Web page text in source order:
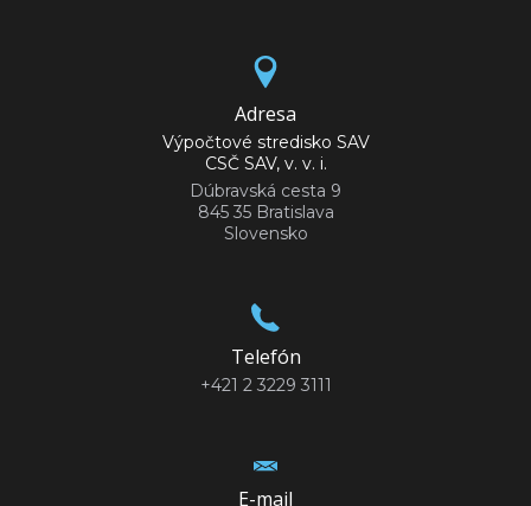
Adresa
Výpočtové stredisko SAV
CSČ SAV, v. v. i.
Dúbravská cesta 9
845 35 Bratislava
Slovensko
Telefón
+421 2 3229 3111
E-mail